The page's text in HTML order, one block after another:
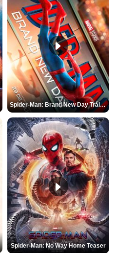
Spider-Man: Brand New Day Tráiler (3)
Spider-Man: No Way Home Teaser